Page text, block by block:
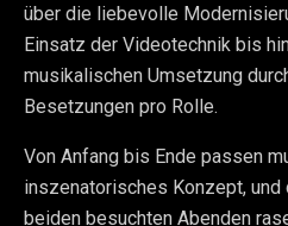
über die liebevolle
Einsatz der Videotechnik bis
musikalischen Umsetzung
Besetzungen pro Rolle.
Von Anfang bis Ende passen
inszenatorisches Konzept, und
beiden besuchten Abenden